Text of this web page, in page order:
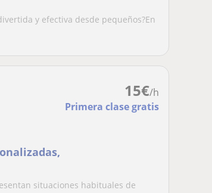
y efectiva desde pequeños?En
15€/h
Primera clase gratis
situaciones habituales de